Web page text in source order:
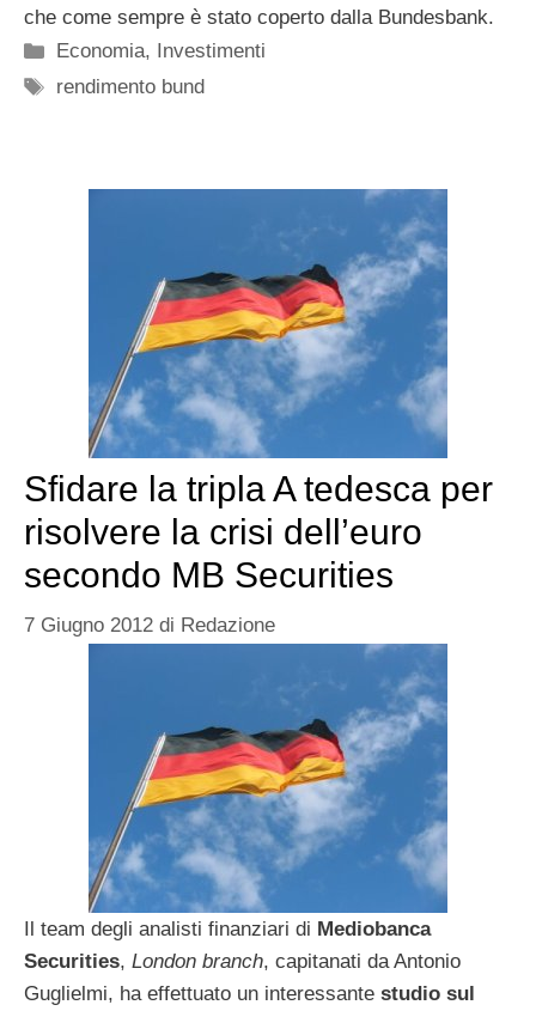
che come sempre è stato coperto dalla Bundesbank.
Categorie
Economia,
Investimenti
Tag
rendimento bund
Sfidare la tripla A tedesca per
risolvere la crisi dell’euro
secondo MB Securities
7 Giugno 2012 di Redazione
Il team degli analisti finanziari di Mediobanca
Securities, London branch, capitanati da Antonio
Guglielmi, ha effettuato un interessante studio sul